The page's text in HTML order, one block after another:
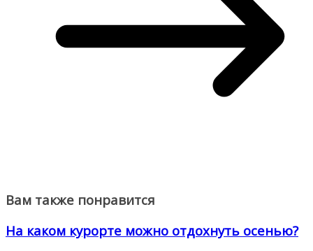
Вам также понравится
На каком курорте можно отдохнуть осенью?